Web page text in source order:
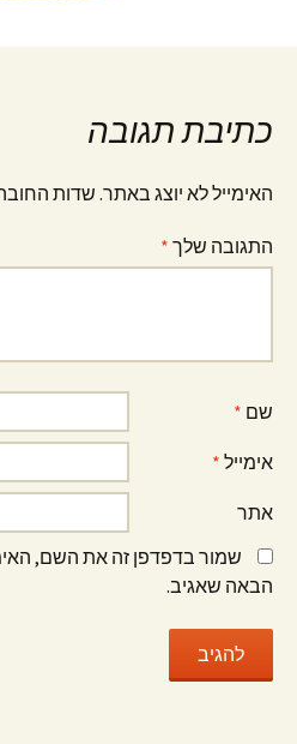
כתיבת תגובה
האימייל לא יוצג באתר. שדות
התגובה שלך *
שם *
אימייל *
אתר
שמור בדפדפן זה את השם,
הבאה שאגיב.